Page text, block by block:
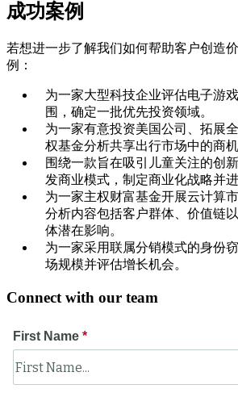
成功案例
若想进一步了解我们如何帮助客户创造
例：
为一家大型科技企业评估电子游
围，确定一批优先投资领域。
为一家有意投资美国公司、拓展
权基金分析共享出行市场中的商机
围绕一款旨在吸引儿童关注的创
发商业模式，制定商业化战略并进
为一家主权财富基金开展云计算
分析内容包括客户群体、价值链
体潜在影响。
为一家采用联属分销模式的身份
场规模并评估增长机会。
Connect with our team